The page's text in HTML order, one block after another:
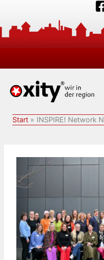
springen
Start INSPIRE! Network